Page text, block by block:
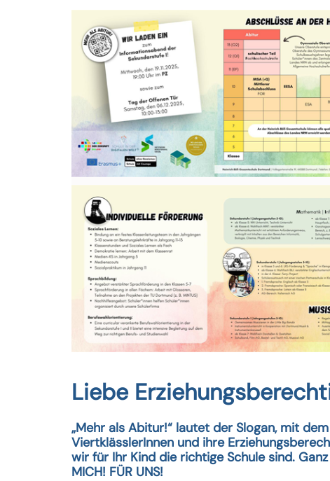
Liebe
„Mehr als Abitur!“ lautet der Slogan, mit
ViertklässlerInnen und ihre
wir für Ihr Kind die richtige Schule sind.
MICH! FÜR UNS!